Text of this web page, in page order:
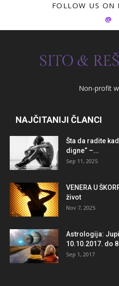
FOLLOW US ON
@
Non-profit
NAJČITANIJI ČLANCI
Šta da radite
digne“ –...
Sep 11, 2025
VENERA U
život
Nov 7, 2025
Astrologija:
10.10.2017. do
Sep 1, 2017